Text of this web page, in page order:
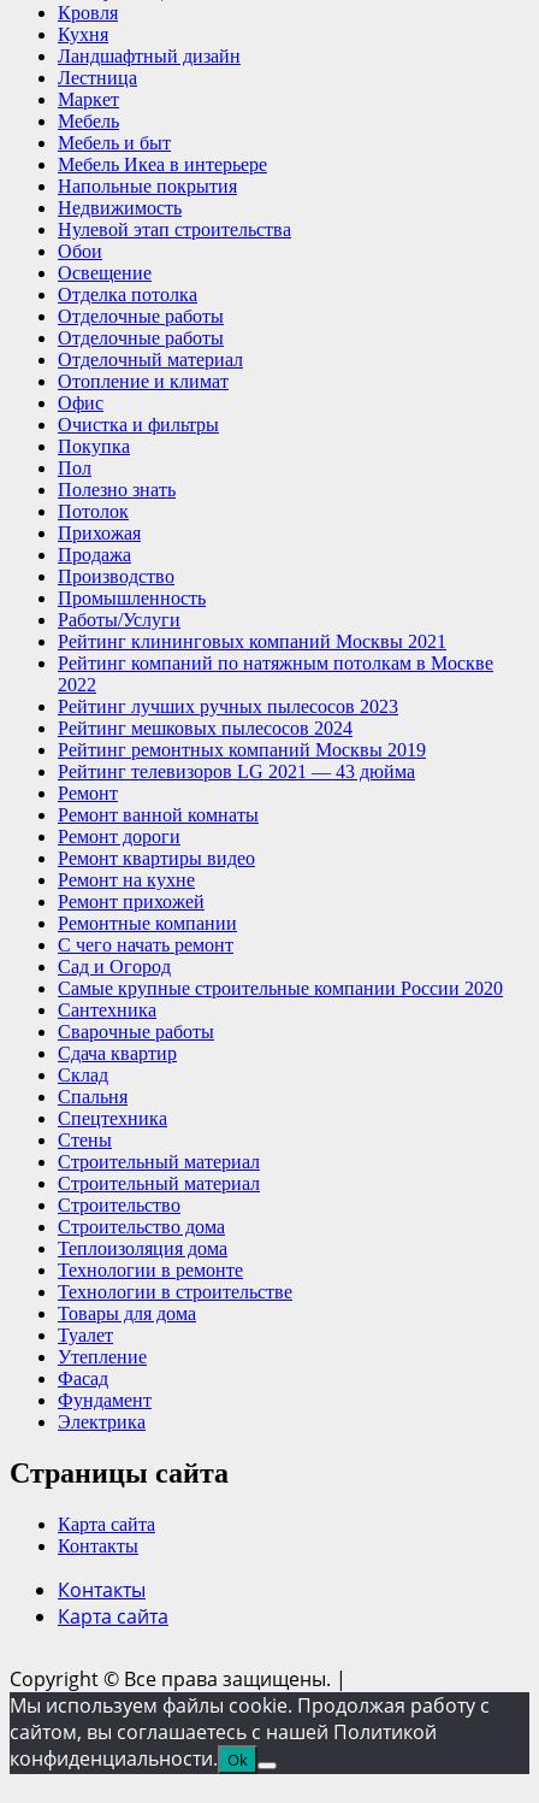
Кровля
Кухня
Ландшафтный дизайн
Лестница
Маркет
Мебель
Мебель и быт
Мебель Икеа в интерьере
Напольные покрытия
Недвижимость
Нулевой этап строительства
Обои
Освещение
Отделка потолка
Отделочные работы
Отделочные работы
Отделочный материал
Отопление и климат
Офис
Очистка и фильтры
Покупка
Пол
Полезно знать
Потолок
Прихожая
Продажа
Производство
Промышленность
Работы/Услуги
Рейтинг клининговых компаний Москвы 2021
Рейтинг компаний по натяжным потолкам в Москве
2022
Рейтинг лучших ручных пылесосов 2023
Рейтинг мешковых пылесосов 2024
Рейтинг ремонтных компаний Москвы 2019
Рейтинг телевизоров LG 2021 — 43 дюйма
Ремонт
Ремонт ванной комнаты
Ремонт дороги
Ремонт квартиры видео
Ремонт на кухне
Ремонт прихожей
Ремонтные компании
С чего начать ремонт
Сад и Огород
Самые крупные строительные компании России 2020
Сантехника
Сварочные работы
Сдача квартир
Склад
Спальня
Спецтехника
Стены
Строительный материал
Строительный материал
Строительство
Строительство дома
Теплоизоляция дома
Технологии в ремонте
Технологии в строительстве
Товары для дома
Туалет
Утепление
Фасад
Фундамент
Электрика
Страницы сайта
Карта сайта
Контакты
Контакты
Карта сайта
Copyright © Все права защищены. |
Мы используем файлы cookie. Продолжая работу с
сайтом, вы соглашаетесь с нашей Политикой
конфиденциальности. Ok